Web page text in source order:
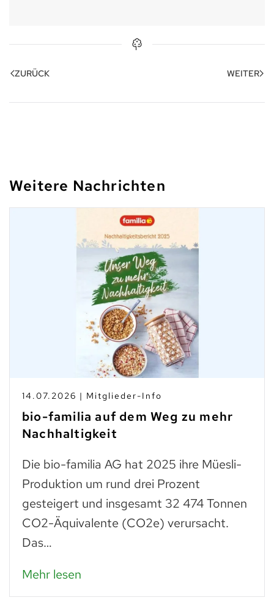
ZURÜCK WEITER
Weitere Nachrichten
14.07.2026 | Mitglieder-Info
bio-familia auf dem Weg zu mehr
Nachhaltigkeit
Die bio-familia AG hat 2025 ihre Müesli-
Produktion um rund drei Prozent
gesteigert und insgesamt 32 474 Tonnen
CO2-Äquivalente (CO2e) verursacht.
Das…
Mehr lesen